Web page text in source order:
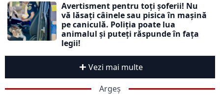
Avertisment pentru toți șoferii! Nu
vă lăsați câinele sau pisica în mașină
pe caniculă. Poliția poate lua
animalul și puteți răspunde în fața
legii!
Vezi mai multe
Argeș